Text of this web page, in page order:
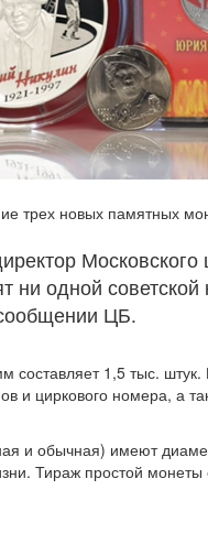
трех новых памятных
ни одной
ЦБ.
1,5 тыс.
и циркового номера, а
и обычная) имеют
Тираж простой